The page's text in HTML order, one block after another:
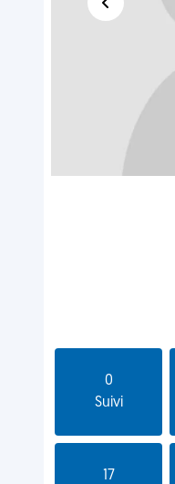
0
Suivi
17